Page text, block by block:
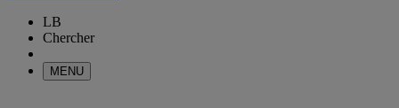
LB
Chercher
MENU